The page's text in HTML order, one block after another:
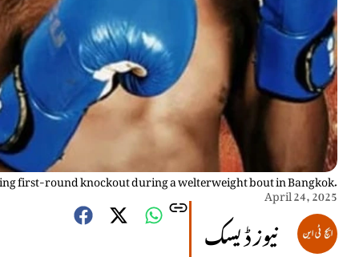
first-round knockout during a welterweight bout in Bangkok.
April 24, 2025
نیوز ڈیسک